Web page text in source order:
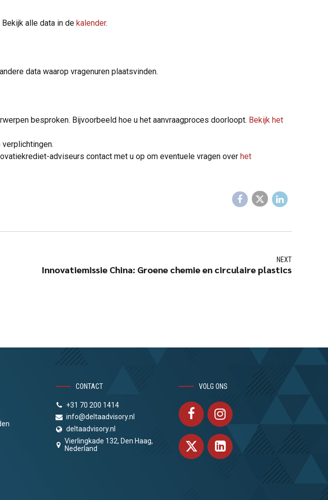
alle data in de kalender.
data waarop vragenuren plaatsvinden.
besproken. Bijvoorbeeld hoe u het aanvraagproces doorloopt. Bekijk het
adviseurs contact met u op om eventuele vragen over het
NEXT
Innovatiemissie China: Groene chemie en circulaire plastics
CONTACT
+31 70 200 1414
info@deltaadvisory.nl
deltaadvisory.nl
Vierlingkade 132, Den Haag,
Nederland
VOLG ONS